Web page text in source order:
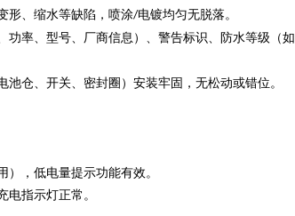
形、缩水等缺陷，喷涂/电镀均匀无脱落。
功率、型号、厂商信息）、警告标识、防水等级（如
池仓、开关、密封圈）安装牢固，无松动或错位。
），低电量提示功能有效。
电指示灯正常。